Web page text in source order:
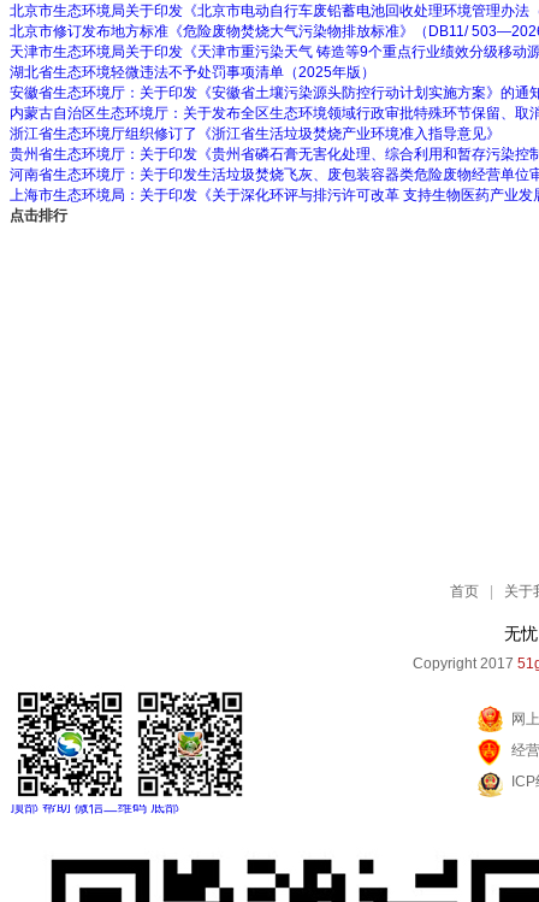
北京市生态环境局关于印发《北京市电动自行车废铅蓄电池回收处理环境管理办法
北京市修订发布地方标准《危险废物焚烧大气污染物排放标准》（DB11/
天津市生态环境局关于印发《天津市重污染天气 铸造等9个重点行业绩效分级移动
湖北省生态环境轻微违法不予处罚事项清单（2025年版）
安徽省生态环境厅：关于印发《安徽省土壤污染源头防控行动计划实施方案》的通
内蒙古自治区生态环境厅：关于发布全区生态环境领域行政审批特殊环节保留、取
浙江省生态环境厅组织修订了《浙江省生活垃圾焚烧产业环境准入指导意见》
贵州省生态环境厅：关于印发《贵州省磷石膏无害化处理、综合利用和暂存污染控
河南省生态环境厅：关于印发生活垃圾焚烧飞灰、废包装容器类危险废物经营单位
上海市生态环境局：关于印发《关于深化环评与排污许可改革 支持生物医药产业发
点击排行
首页 关于
无
Copyright 2017
网
经
顶部 帮助 微信二维码 底部